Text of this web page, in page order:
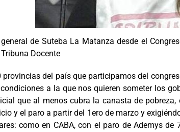
de Suteba La Matanza desde el
Docente
provincias del país que participamos del
a la que nos quieren someter los
que al menos cubra la canasta de
y el paro a partir del 1ero de marzo y
como en CABA, con el paro de Ademys